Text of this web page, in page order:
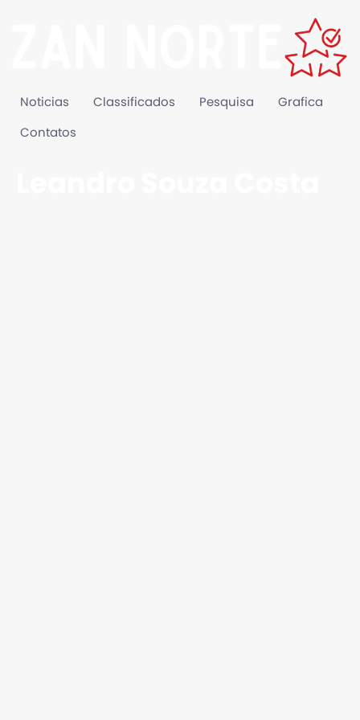
Noticias Classificados Pesquisa Grafica
Contatos